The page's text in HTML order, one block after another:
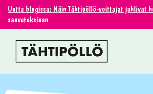
Uutta blogissa: Näin Tähtipöllö-voittajat juhlivat
saavutuksiaan